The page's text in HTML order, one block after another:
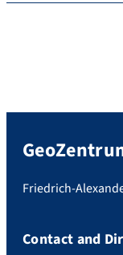
Friedrich-
Contact and